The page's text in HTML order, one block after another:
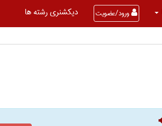
ورود/عضویت دیکشنری رشته ها